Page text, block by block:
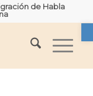
de Habla